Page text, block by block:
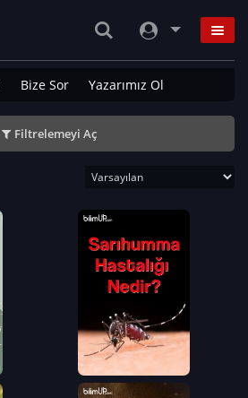
Bize Sor Yazarımız Ol
Filtrelemeyi Aç